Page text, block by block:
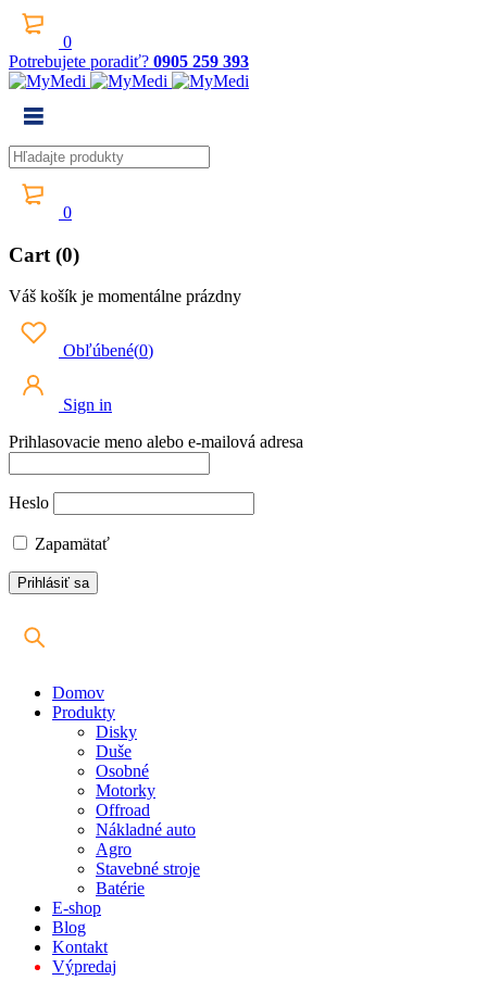
0
Potrebujete poradiť? 0905 259 393
0
Cart (0)
Váš košík je momentálne prázdny
Obľúbené(0)
Sign in
Prihlasovacie meno alebo e-mailová adresa
Heslo
Zapamätať
Domov
Produkty
Disky
Duše
Osobné
Motorky
Offroad
Nákladné auto
Agro
Stavebné stroje
Batérie
E-shop
Blog
Kontakt
Výpredaj